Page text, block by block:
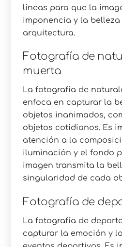
líneas para que la
imponencia y la belleza
arquitectura.
Fotografía de
muerta
La fotografía de
enfoca en capturar la
objetos inanimados,
objetos cotidianos. Es
atención a la
iluminación y el fondo
imagen transmita la
singularidad de cada
Fotografía de
La fotografía de
capturar la emoción y